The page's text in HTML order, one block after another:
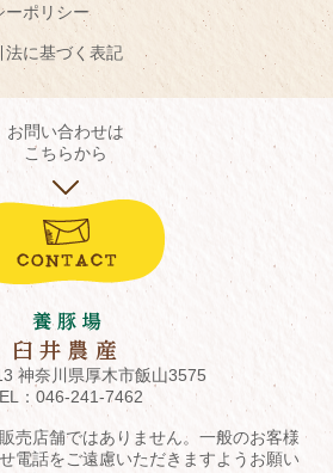
ーポリシー
法に基づく表記
お問い合わせは
こちらから
神奈川県厚木市飯山3575
： 046-241-7462
売店舗ではありません。一般のお客様
電話をご遠慮いただきますようお願い